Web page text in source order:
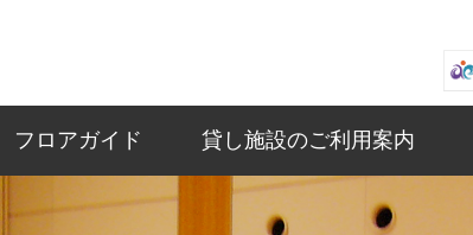
フロアガイド 貸し施設のご利用案内